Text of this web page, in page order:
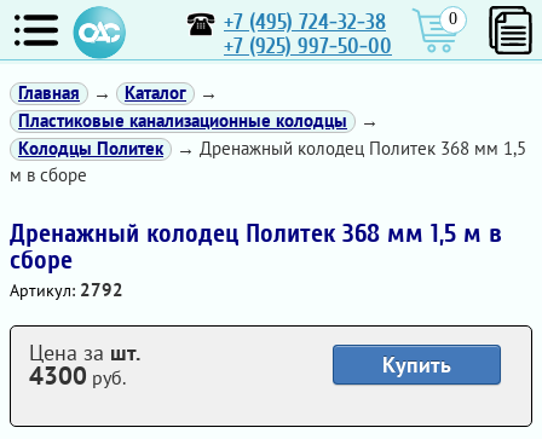
+7 (495) 724-32-38
+7 (925) 997-50-00
0
Главная → Каталог
→
Пластиковые канализационные колодцы
→
Колодцы Политек
→ Дренажный колодец Политек 368 мм 1,5
м в сборе
Дренажный колодец Политек 368 мм 1,5 м в
сборе
Артикул: 2792
Купить
Цена за шт.
4300 руб.